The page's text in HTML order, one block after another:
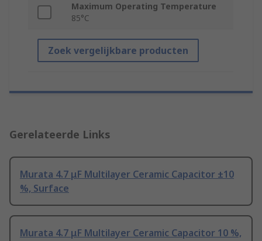
Maximum Operating Temperature
85°C
Zoek vergelijkbare producten
Gerelateerde Links
Murata 4.7 μF Multilayer Ceramic Capacitor ±10
%, Surface
Murata 4.7 μF Multilayer Ceramic Capacitor 10 %,